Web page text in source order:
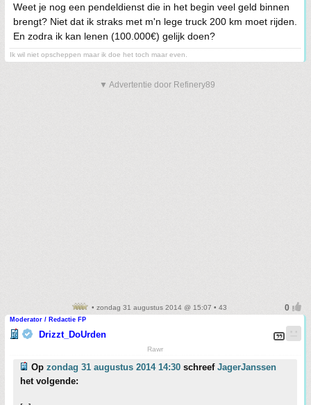
Weet je nog een pendeldienst die in het begin veel geld binnen
brengt? Niet dat ik straks met m'n lege truck 200 km moet rijden.
En zodra ik kan lenen (100.000€) gelijk doen?
Ik wil niet opscheppen maar ik doe het toch maar even.
▼ Advertentie door Refinery89
• zondag 31 augustus 2014 @ 15:07 • 43
Moderator / Redactie FP
Drizzt_DoUrden
Rawr
Op zondag 31 augustus 2014 14:30 schreef JagerJanssen
het volgende: